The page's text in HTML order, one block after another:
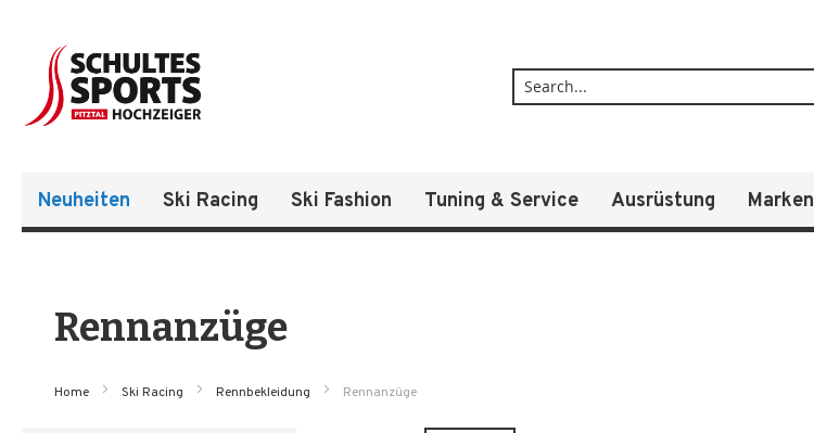
Neuheiten Ski Racing Ski Fashion Tuning & Service Ausrüstung Marken
Rennanzüge
Home Ski Racing Rennbekleidung Rennanzüge